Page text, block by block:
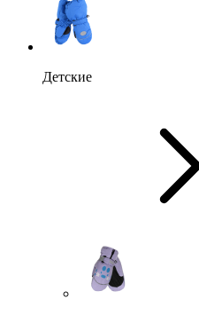
Детские